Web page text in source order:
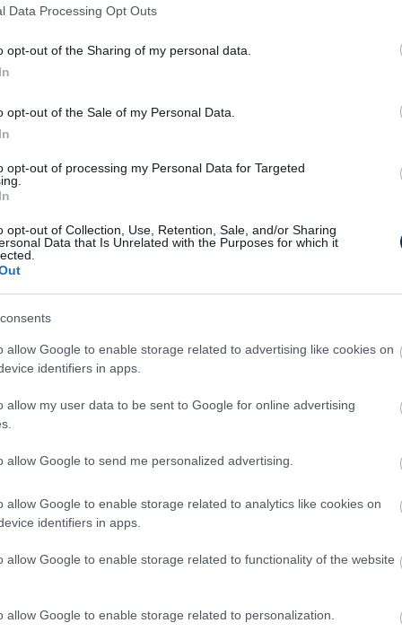
Data Processing Opt Outs
opt-out of the Sharing of my personal data.
opt-out of the Sale of my Personal Data.
opt-out of processing my Personal Data for Targeted
opt-out of Collection, Use, Retention, Sale, and/or Sharing
Data that Is Unrelated with the Purposes for which it
allow Google to enable storage related to advertising like cookies on
identifiers in apps.
allow my user data to be sent to Google for online advertising
allow Google to send me personalized advertising.
allow Google to enable storage related to analytics like cookies on
identifiers in apps.
allow Google to enable storage related to functionality of the website
allow Google to enable storage related to personalization.
tette” – mondta Jack
és stratégiai vezetője. „Ahogy az AI-
a Visa arra összpontosít, hogy a
és zökkenőmentesek legyenek. Ezt az
együttműködve, mint az OpenAI.”
és többféle formában valósul majd
szerepet töltenek be a pénzügyi
vásárlásoktól és fizetésektől kezdve
mondta Marco Mahrus, az OpenAI
történő integráció révén olyan
átlátható és a felhasználók által
tesz lehetővé. Célunk, hogy az
AI-ügynökökből
biztonságosan és megbízhatóan